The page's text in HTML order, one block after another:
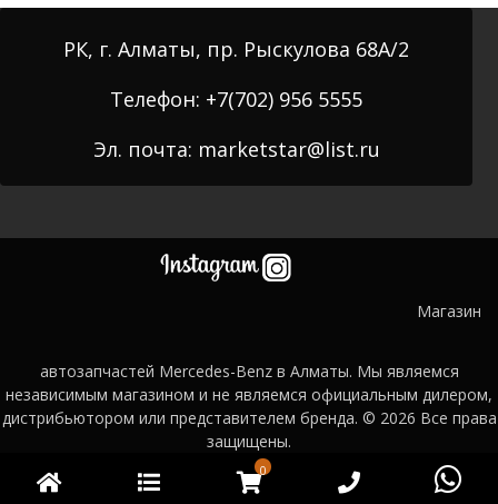
РК, г. Алматы, пр. Рыскулова 68А/2
Телефон: +7(702) 956 5555
Эл. почта: marketstar@list.ru
Магазин
автозапчастей Mercedes-Benz в Алматы. Мы являемся
независимым магазином и не являемся официальным дилером,
дистрибьютором или представителем бренда. © 2026 Все права
защищены.
Главная Категории
0WooCommerce